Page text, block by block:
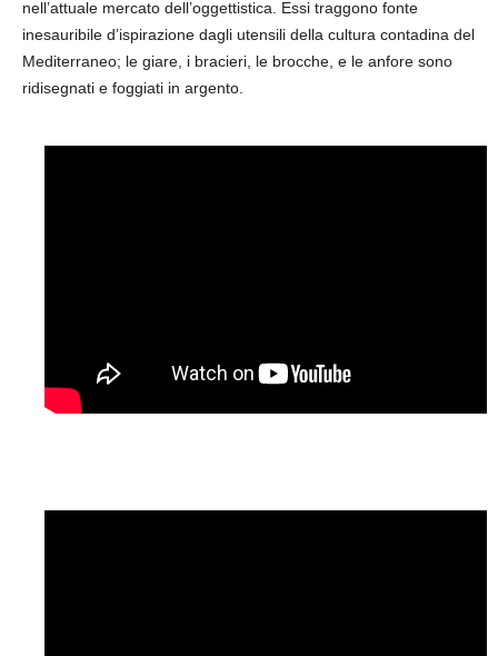
nell’attuale mercato dell’oggettistica. Essi traggono fonte
inesauribile d’ispirazione dagli utensili della cultura contadina del
Mediterraneo; le giare, i bracieri, le brocche, e le anfore sono
ridisegnati e foggiati in argento.